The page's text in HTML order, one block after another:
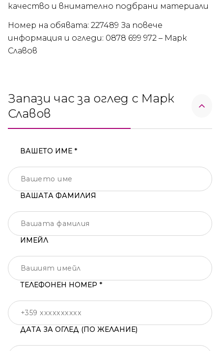
качество и внимателно подбрани материали
Номер на обявата: 227489 За повече
информация и огледи: 0878 699 972 – Марк
Славов
Запази час за оглед с Марк
Славов
ВАШЕТО ИМЕ *
ВАШАТА ФАМИЛИЯ
ИМЕЙЛ
ТЕЛЕФОНЕН НОМЕР *
ДАТА ЗА ОГЛЕД (ПО ЖЕЛАНИЕ)